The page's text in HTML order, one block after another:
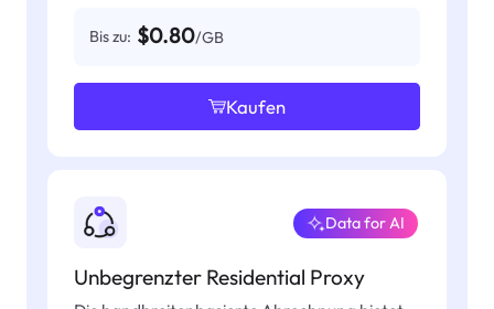
Bis zu: $0.80/GB
Kaufen
Unbegrenzter Residential Proxy
Data for AI